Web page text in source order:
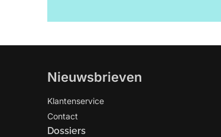
Nieuwsbrieven
Klantenservice
Contact
Dossiers